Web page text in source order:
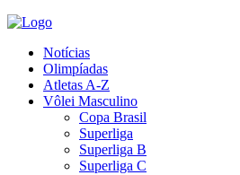
Notícias
Olimpíadas
Atletas A-Z
Vôlei Masculino
Copa Brasil
Superliga
Superliga B
Superliga C